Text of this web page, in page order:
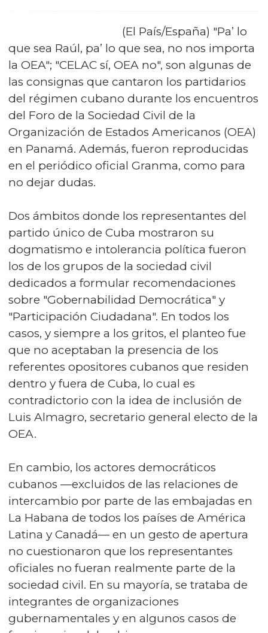
(El País/España) "Pa’ lo
que sea Raúl, pa’ lo que sea, no nos importa
la OEA"; "CELAC sí, OEA no", son algunas de
las consignas que cantaron los partidarios
del régimen cubano durante los encuentros
del Foro de la Sociedad Civil de la
Organización de Estados Americanos (OEA)
en Panamá. Además, fueron reproducidas
en el periódico oficial Granma, como para
no dejar dudas.
Dos ámbitos donde los representantes del
partido único de Cuba mostraron su
dogmatismo e intolerancia política fueron
los de los grupos de la sociedad civil
dedicados a formular recomendaciones
sobre "Gobernabilidad Democrática" y
"Participación Ciudadana". En todos los
casos, y siempre a los gritos, el planteo fue
que no aceptaban la presencia de los
referentes opositores cubanos que residen
dentro y fuera de Cuba, lo cual es
contradictorio con la idea de inclusión de
Luis Almagro, secretario general electo de la
OEA.
En cambio, los actores democráticos
cubanos —excluidos de las relaciones de
intercambio por parte de las embajadas en
La Habana de todos los países de América
Latina y Canadá— en un gesto de apertura
no cuestionaron que los representantes
oficiales no fueran realmente parte de la
sociedad civil. En su mayoría, se trataba de
integrantes de organizaciones
gubernamentales y en algunos casos de